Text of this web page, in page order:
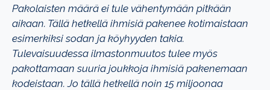
Pakolaisten määrä ei tule vähentymään pitkään
aikaan. Tällä hetkellä ihmisiä pakenee kotimaistaan
esimerkiksi sodan ja köyhyyden takia.
Tulevaisuudessa ilmastonmuutos tulee myös
pakottamaan suuria joukkoja ihmisiä pakenemaan
kodeistaan. Jo tällä hetkellä noin 15 miljoonaa